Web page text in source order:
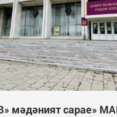
мәдәният сарае»